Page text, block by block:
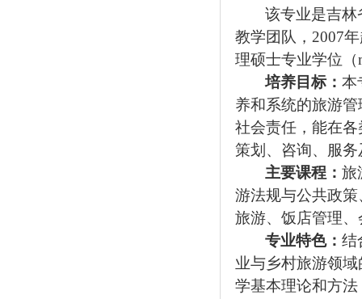
该专业是吉
教学团队，2007
理硕士专业学位（
培养目标： 本
养和系统的旅游
社会责任，能在
策划、咨询、服
主要课程： 旅
游法规与公共政
旅游、饭店管理
专业特色： 结
业与乡村旅游领
学基本理论和方